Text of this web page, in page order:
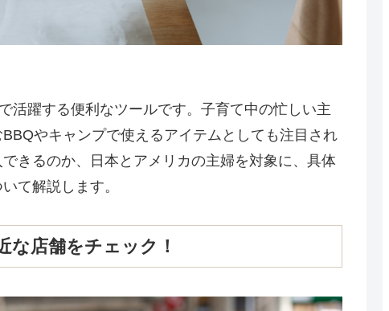
活躍する便利なツールです。子育て中の忙しい主
やキャンプで使えるアイテムとしても注目され
きるのか、日本とアメリカの主婦を対象に、具体
て解説します。
な店舗をチェック！